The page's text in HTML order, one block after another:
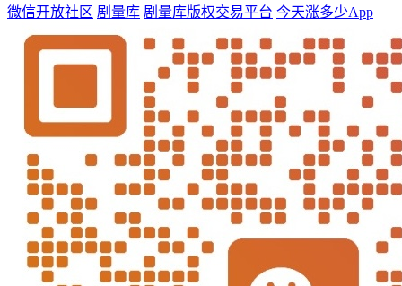
微信开放社区 剧量库 剧量库版权交易平台 今天涨多少App